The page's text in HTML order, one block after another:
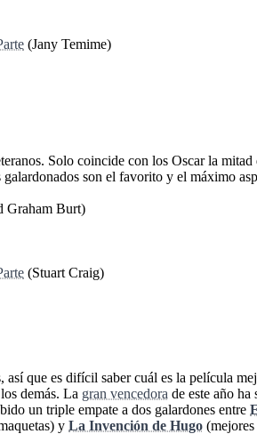
(Jany Temime)
Solo coincide con los Oscar la
son el favorito y el máximo
Graham Burt)
(Stuart Craig)
así que es difícil saber cuál es la película
demás. La gran vencedora de este año ha
un triple empate a dos galardones entre
y La Invención de Hugo